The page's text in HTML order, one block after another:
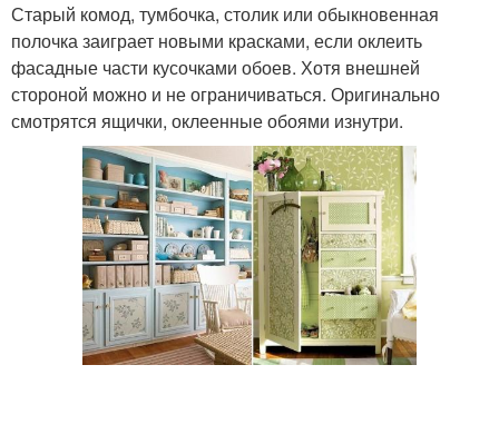
Старый комод, тумбочка, столик или обыкновенная
полочка заиграет новыми красками, если оклеить
фасадные части кусочками обоев. Хотя внешней
стороной можно и не ограничиваться. Оригинально
смотрятся ящички, оклеенные обоями изнутри.